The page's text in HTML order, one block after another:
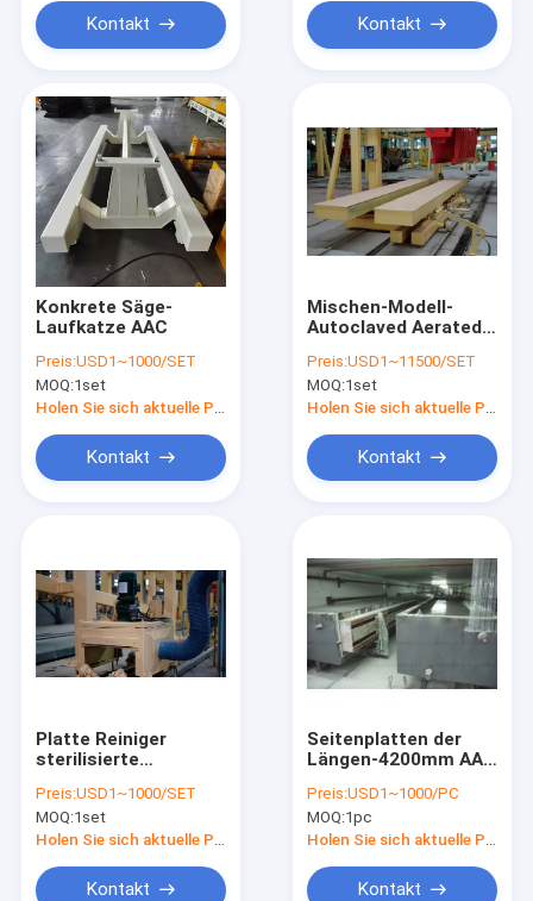
Produits
Über uns
Kontakt
AAC-Block, der Maschine herstellt
AAC-Blockschneiden-Maschine
Kontakt Kontakt
Konkrete Säge-
Laufkatze AAC
Preis:USD1~1000/SET
MOQ:1set
Holen Sie sich aktuelle Preis
Kontakt
Mischen-Modell-
Autoclaved Aerated
Fertigungsstraße
Preis:USD1~11500/SET
MOQ:1set
Holen Sie sich aktuelle Preis
Kontakt
Platte Reiniger
sterilisierte
Fertigungsstraße
Preis:USD1~1000/SET
MOQ:1set
Holen Sie sich aktuelle Preis
Kontakt
Seitenplatten der
Längen-4200mm AAC
Preis:USD1~1000/PC
MOQ:1pc
Holen Sie sich aktuelle Preis
Kontakt